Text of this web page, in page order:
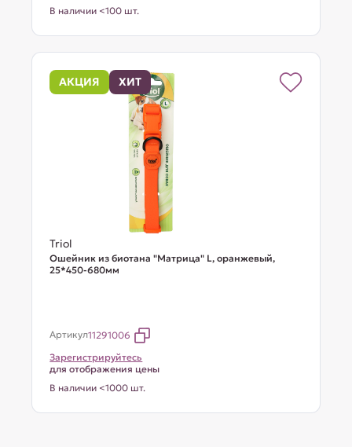
В наличии <100 шт.
АКЦИЯ ХИТ
Triol
Ошейник из биотана "Матрица" L, оранжевый,
25*450-680мм
Артикул11291006
Зарегистрируйтесь
для отображения цены
В наличии <1000 шт.